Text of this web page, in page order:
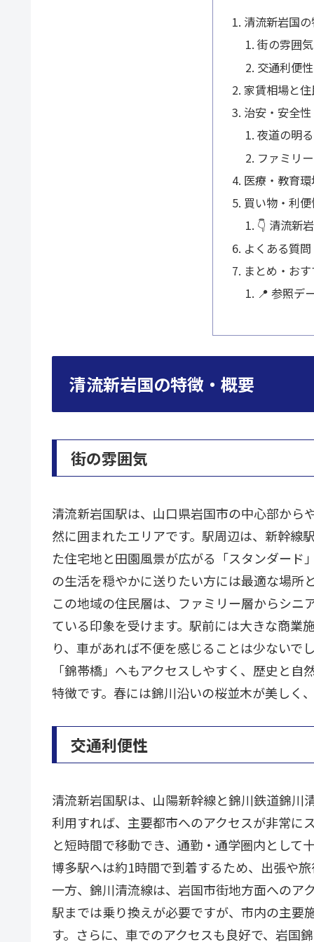
清流新岩国
街の雰囲気
交通利便性
家賃相場と住
治安・安全性
夜道の明
ファミリ
医療・教育
買い物・利
👇 清流新
よくある質問
まとめ・お
📍 参照デ
清流新岩国の特徴・概要
街の雰囲気
清流新岩国駅は、山口県岩国市の中心部から
然に囲まれたエリアです。駅周辺は、新幹線
た住宅地と田園風景が広がる「スタンダード
の生活を穏やかに送りたい方には最適な場所
この地域の住民層は、ファミリー層からシニ
ている印象を受けます。駅前には大きな商業
り、車があれば不便を感じることは少ないで
「錦帯橋」へもアクセスしやすく、歴史と
特徴です。春には錦川沿いの桜並木が美しく
交通利便性
清流新岩国駅は、山陽新幹線と錦川鉄道錦川
利用すれば、主要都市へのアクセスが非常に
と短時間で移動でき、通勤・通学圏内として
博多駅へは約1時間で到着するため、出張や旅
一方、錦川清流線は、岩国市街地方面へのア
駅までは乗り換えが必要ですが、市内の主要
す。さらに、車でのアクセスも良好で、岩国